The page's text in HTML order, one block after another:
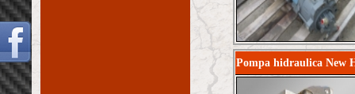
Pompa hidraulica New